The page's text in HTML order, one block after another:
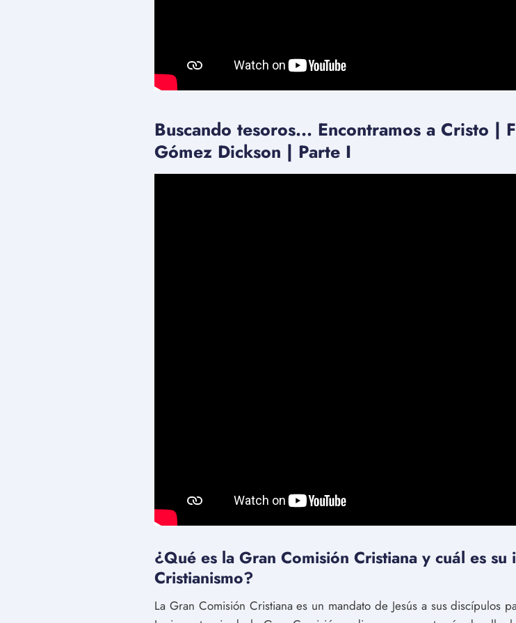
Buscando tesoros... Encontramos a Cristo |
Gómez Dickson | Parte I
¿Qué es la Gran Comisión Cristiana y cuál es
Cristianismo?
La Gran Comisión Cristiana es un mandato de Jesús a sus